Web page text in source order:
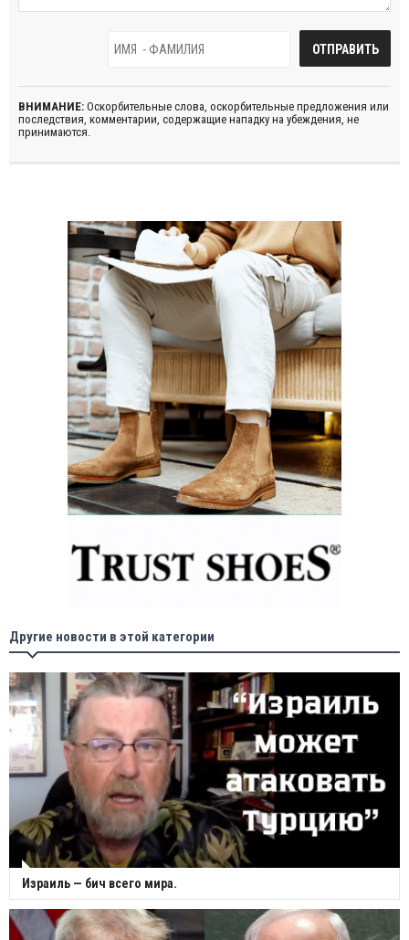
ВНИМАНИЕ: Оскорбительные слова, оскорбительные предложения или
последствия, комментарии, содержащие нападку на убеждения, не
принимаются.
Другие новости в этой категории
Израиль — бич всего мира.